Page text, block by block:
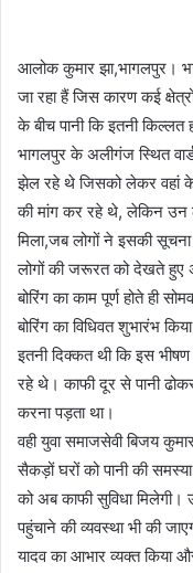
आलोक कुमार झा,भागलपुर।
जा रहा हैं जिस कारण कई
के बीच पानी कि इतनी
भागलपुर के अलीगंज स्थित
झेल रहे थे जिसको लेकर वहां के
की मांग कर रहे थे, लेकिन
मिला,जब लोगों ने इसकी सूचना
लोगों की जरूरत को देखते हुए
बोरिंग का काम पूर्ण होते ही
बोरिंग का विधिवत शुभारंभ
इतनी दिक्कत थी कि इस भीषण
रहे थे। काफी दूर से पानी
करना पड़ता था।
वही युवा समाजसेवी बिजय
सैकड़ों घरों को पानी की
को अब काफी सुविधा मिलेगी।
पहुंचाने की व्यवस्था भी की
यादव का आभार व्यक्त